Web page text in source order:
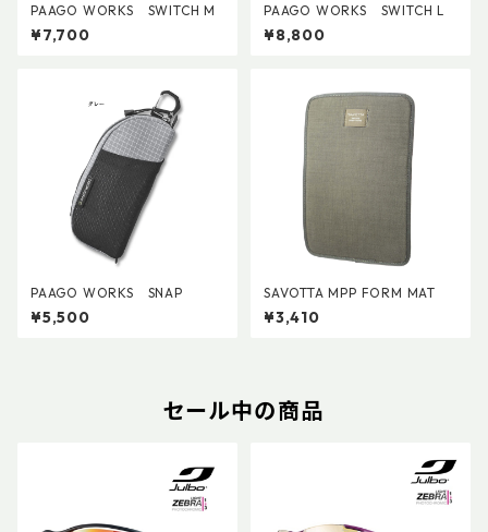
PAAGO WORKS SWITCH M
¥7,700
PAAGO WORKS SWITCH L
¥8,800
PAAGO WORKS SNAP
¥5,500
SAVOTTA MPP FORM MAT
¥3,410
セール中の商品